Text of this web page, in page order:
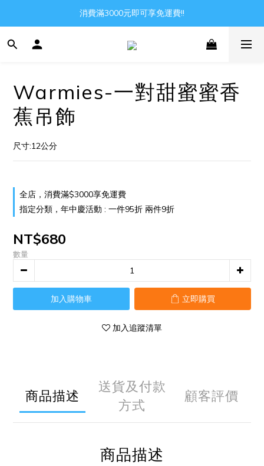
Gather all the joys in the world
消費滿3000元即可享免運費!!
Gather all the joys in the world
Warmies-一對甜蜜蜜香
蕉吊飾
尺寸:12公分
全店，消費滿$3000享免運費
指定分類，年中慶活動 : 一件95折 兩件9折
NT$680
數量
加入購物車 立即購買
加入追蹤清單
商品描述
送貨及付款
方式
顧客評價
商品描述